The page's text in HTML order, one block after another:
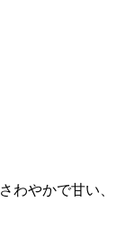
わやかで甘い、